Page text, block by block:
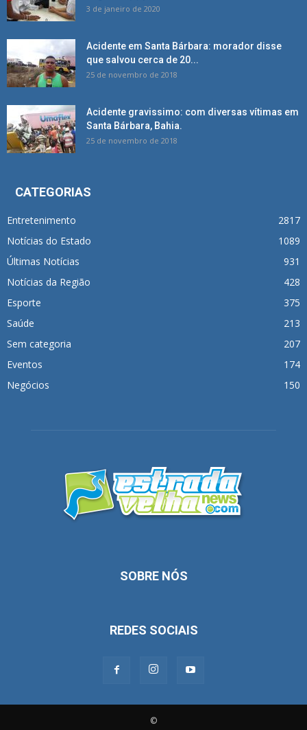
3 de janeiro de 2020
Acidente em Santa Bárbara: morador disse
que salvou cerca de 20...
25 de novembro de 2018
Acidente gravissimo: com diversas vítimas em
Santa Bárbara, Bahia.
25 de novembro de 2018
CATEGORIAS
Entretenimento
2817
Notícias do Estado
1089
Últimas Notícias
931
Notícias da Região
428
Esporte
375
Saúde
213
Sem categoria
207
Eventos
174
Negócios
150
SOBRE NÓS
REDES SOCIAIS
©